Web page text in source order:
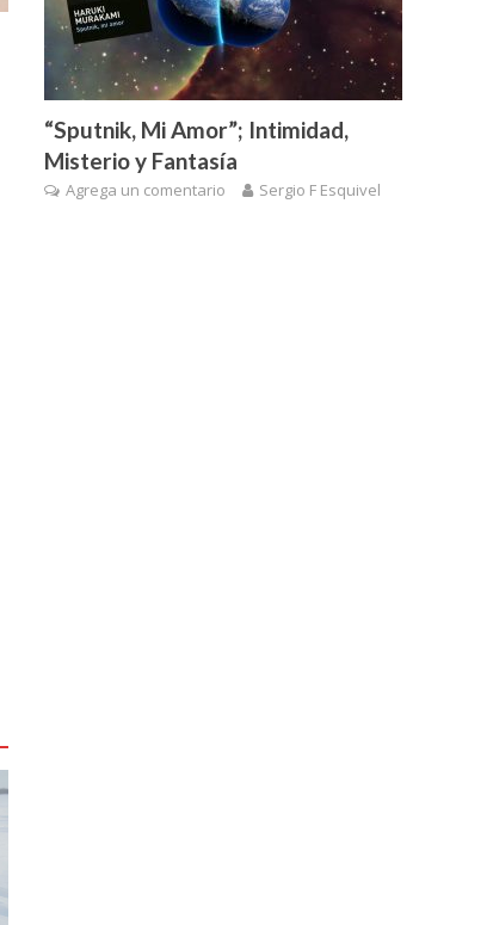
“Sputnik, Mi Amor”; Intimidad,
Misterio y Fantasía
Agrega un comentario Sergio F Esquivel